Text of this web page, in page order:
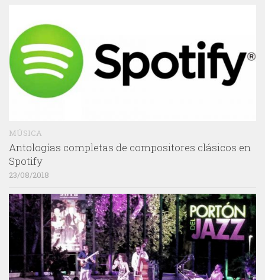
MÚSICA
Antologías completas de compositores clásicos en
Spotify
23/08/2018